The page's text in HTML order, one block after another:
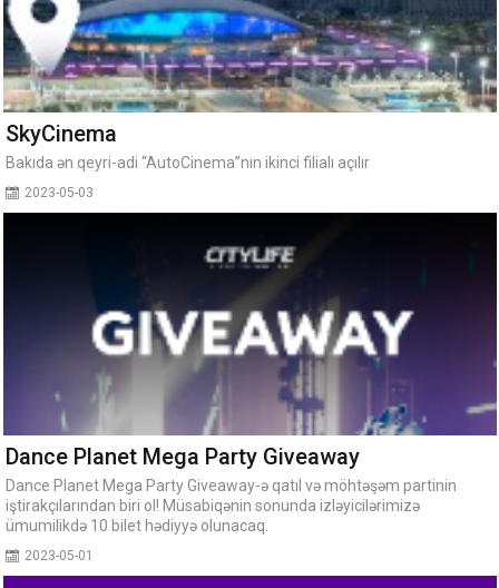
SkyCinema
Bakıda ən qeyri-adi “AutoCinema”nın ikinci filialı açılır
2023-05-03
Dance Planet Mega Party Giveaway
Dance Planet Mega Party Giveaway-ə qatıl və möhtəşəm partinin
iştirakçılarından biri ol! Müsabiqənin sonunda izləyicilərimizə
ümumilikdə 10 bilet hədiyyə olunacaq.
2023-05-01